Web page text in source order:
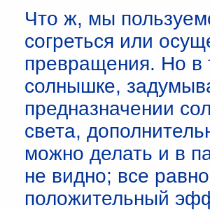
Что ж, мы
согреться или
превращения. Но в
солнышке,
предназначении
света,
можно делать и в
не видно; все
положительный